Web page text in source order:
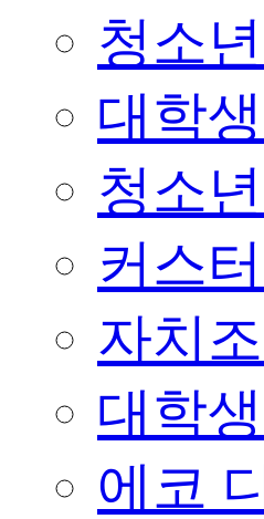
청소
대학
청소
커스
자치
대학
에코